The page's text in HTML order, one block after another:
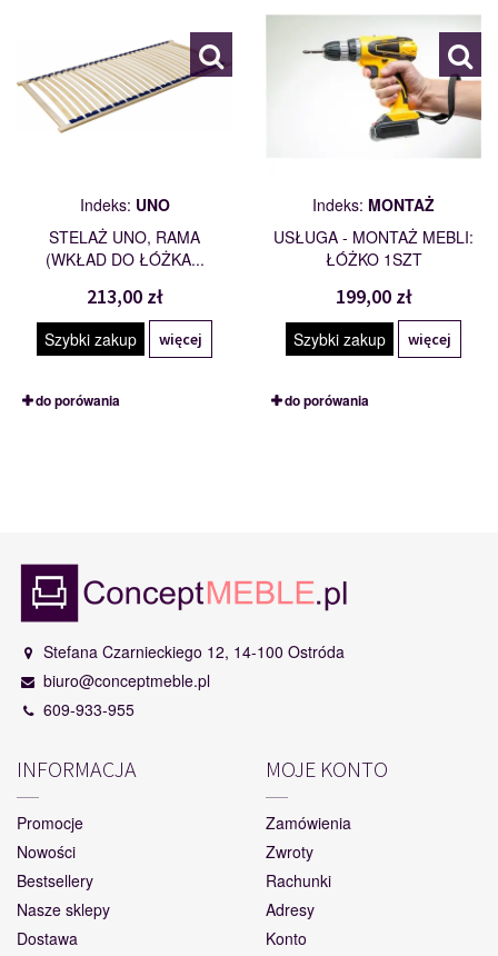
Indeks: UNO
STELAŻ UNO, RAMA
(WKŁAD DO ŁÓŻKA...
213,00 zł
Szybki zakup więcej
do porówania
Indeks: MONTAŻ
USŁUGA - MONTAŻ MEBLI:
ŁÓŻKO 1SZT
199,00 zł
Szybki zakup więcej
do porówania
Stefana Czarnieckiego 12, 14-100 Ostróda
biuro@conceptmeble.pl
609-933-955
INFORMACJA
Promocje
Nowości
Bestsellery
Nasze sklepy
Dostawa
MOJE KONTO
Zamówienia
Zwroty
Rachunki
Adresy
Konto